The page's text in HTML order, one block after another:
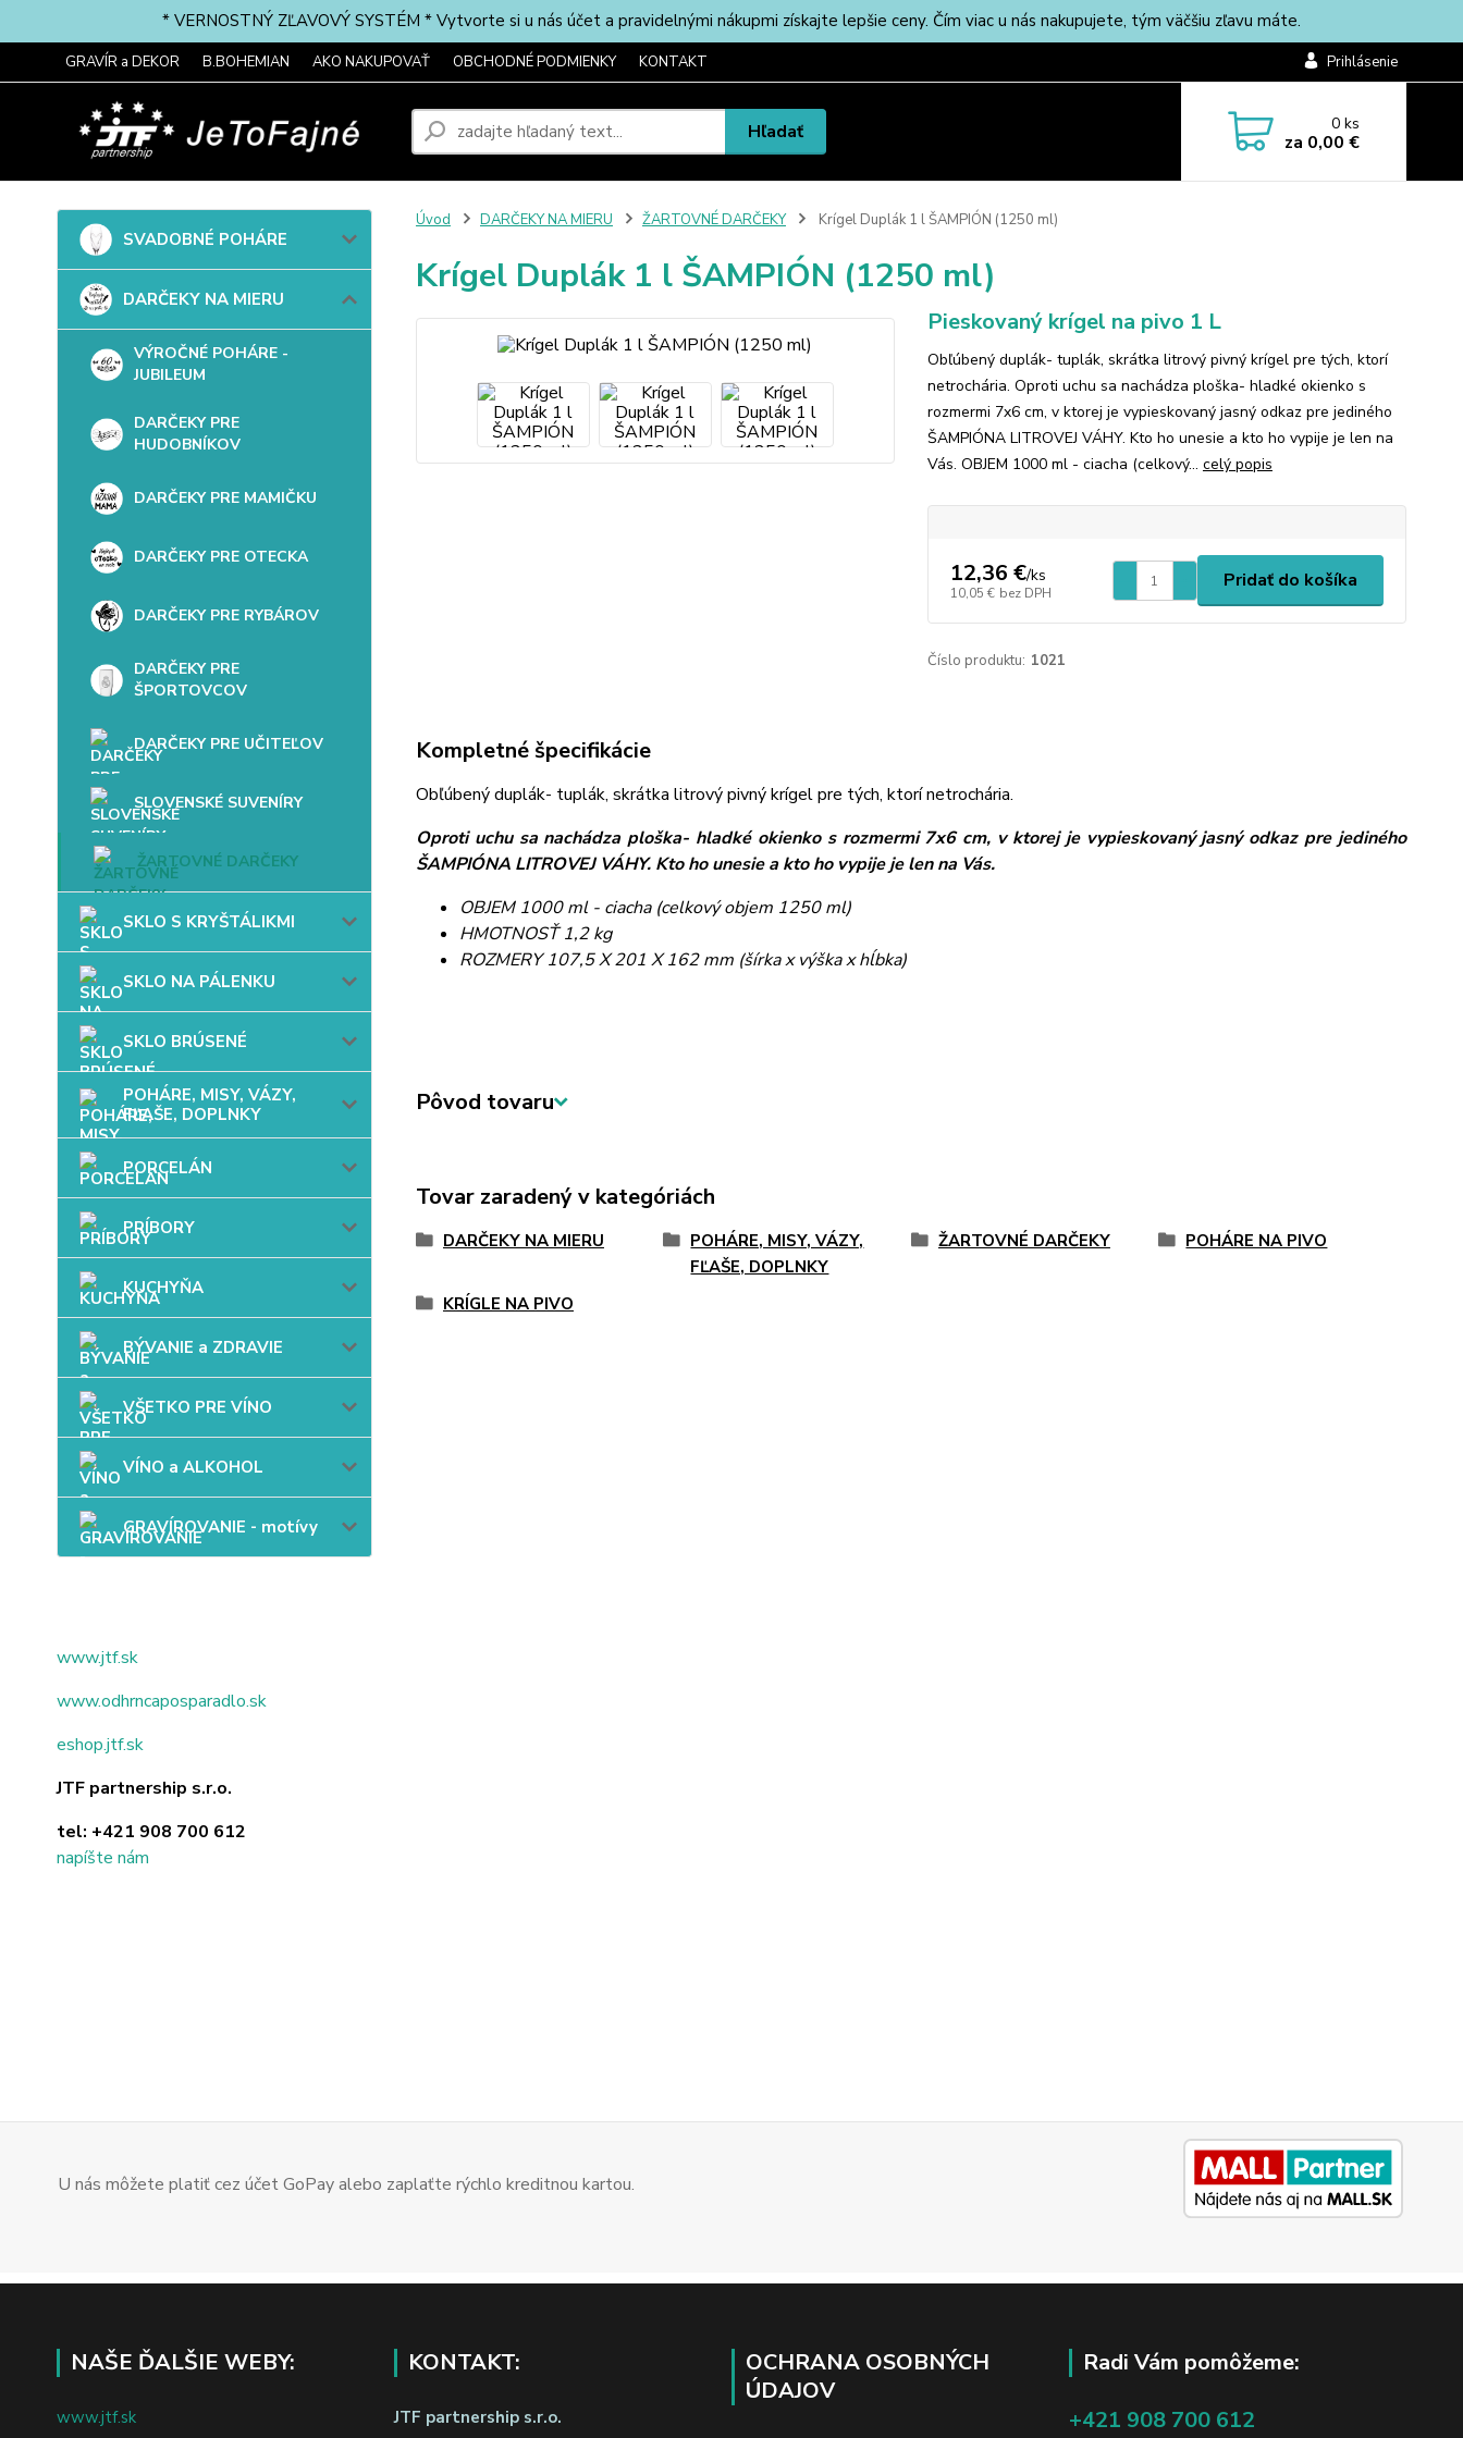
* VERNOSTNÝ ZĽAVOVÝ SYSTÉM * Vytvorte si u nás účet a pravidelnými nákupmi získajte lepšie ceny. Čím viac u nás nakupujete, tým väčšiu zľavu máte.
GRAVÍR a DEKOR B.BOHEMIAN AKO NAKUPOVAŤ OBCHODNÉ PODMIENKY KONTAKT Prihlásenie
Hľadať 0ks
za 0,00 €
SVADOBNÉ POHÁRE
DARČEKY NA MIERU
VÝROČNÉ POHÁRE -
JUBILEUM
DARČEKY PRE
HUDOBNÍKOV
DARČEKY PRE MAMIČKU
DARČEKY PRE OTECKA
DARČEKY PRE RYBÁROV
DARČEKY PRE
ŠPORTOVCOV
DARČEKY PRE UČITEĽOV
SLOVENSKÉ SUVENÍRY
ŽARTOVNÉ DARČEKY
SKLO S KRYŠTÁLIKMI
SKLO NA PÁLENKU
SKLO BRÚSENÉ
POHÁRE, MISY, VÁZY,
FĽAŠE, DOPLNKY
PORCELÁN
PRÍBORY
KUCHYŇA
BÝVANIE a ZDRAVIE
VŠETKO PRE VÍNO
VÍNO a ALKOHOL
GRAVÍROVANIE - motívy
www.jtf.sk
www.odhrncaposparadlo.sk
eshop.jtf.sk
JTF partnership s.r.o.
tel: +421 908 700 612
napíšte nám
Úvod DARČEKY NA MIERU ŽARTOVNÉ DARČEKY Krígel Duplák 1 l ŠAMPIÓN (1250 ml)
Krígel Duplák 1 l ŠAMPIÓN (1250 ml)
Pieskovaný krígel na pivo 1 L
Obľúbený duplák- tuplák, skrátka litrový pivný krígel pre tých, ktorí
netrochária. Oproti uchu sa nachádza ploška- hladké okienko s
rozmermi 7x6 cm, v ktorej je vypieskovaný jasný odkaz pre jediného
ŠAMPIÓNA LITROVEJ VÁHY. Kto ho unesie a kto ho vypije je len na
Vás. OBJEM 1000 ml - ciacha (celkový... celý popis
12,36 €/ks
10,05 € bez DPH
Pridať do košíka
Číslo produktu: 1021
Kompletné špecifikácie
Obľúbený duplák- tuplák, skrátka litrový pivný krígel pre tých, ktorí netrochária.
Oproti uchu sa nachádza ploška- hladké okienko s rozmermi 7x6 cm, v ktorej je vypieskovaný jasný odkaz pre jediného
ŠAMPIÓNA LITROVEJ VÁHY. Kto ho unesie a kto ho vypije je len na Vás.
OBJEM 1000 ml - ciacha (celkový objem 1250 ml)
HMOTNOSŤ 1,2 kg
ROZMERY 107,5 X 201 X 162 mm (šírka x výška x hĺbka)
Pôvod tovaru
Tovar zaradený v kategóriách
DARČEKY NA MIERU
POHÁRE, MISY, VÁZY,
FĽAŠE, DOPLNKY
ŽARTOVNÉ DARČEKY POHÁRE NA PIVO
KRÍGLE NA PIVO
U nás môžete platiť cez účet GoPay alebo zaplaťte rýchlo kreditnou kartou.
NAŠE ĎALŠIE WEBY:
www.jtf.sk
KONTAKT:
JTF partnership s.r.o.
OCHRANA OSOBNÝCH
ÚDAJOV
Radi Vám pomôžeme:
+421 908 700 612